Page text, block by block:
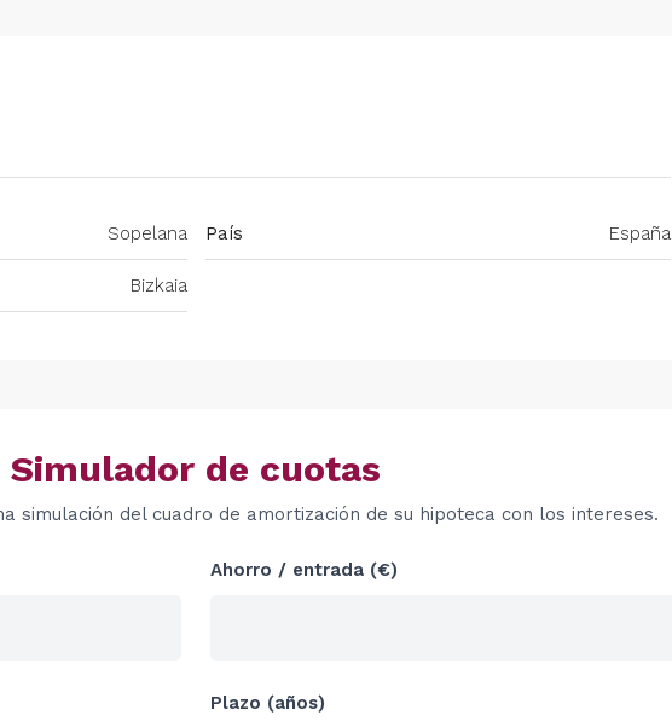
Sopelana
Bizkaia
País España
Simulador de cuotas
simulación del cuadro de amortización de su hipoteca con los intereses.
Ahorro / entrada (€)
Plazo (años)